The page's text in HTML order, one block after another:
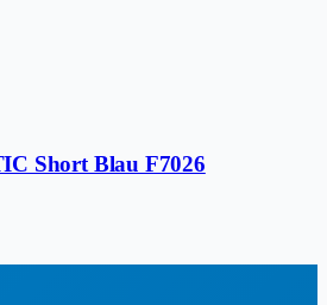
Short Blau F7026